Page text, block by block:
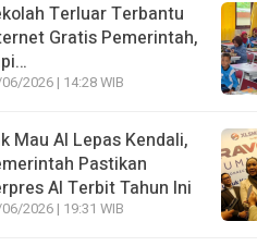
Terluar Terbantu
Gratis Pemerintah,
2026 | 14:28 WIB
Mau AI Lepas Kendali,
Pastikan
AI Terbit Tahun Ini
2026 | 19:31 WIB